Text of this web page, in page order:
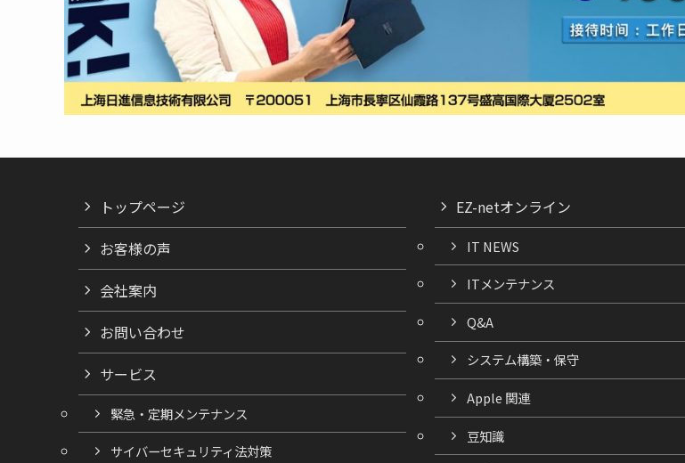
トップページ
お客様の声
会社案内
お問い合わせ
サービス
緊急・定期メンテナンス
サイバーセキュリティ法対策
EZ-netオンライン
IT NEWS
ITメンテナンス
Q&A
システム構築・保守
Apple 関連
豆知識